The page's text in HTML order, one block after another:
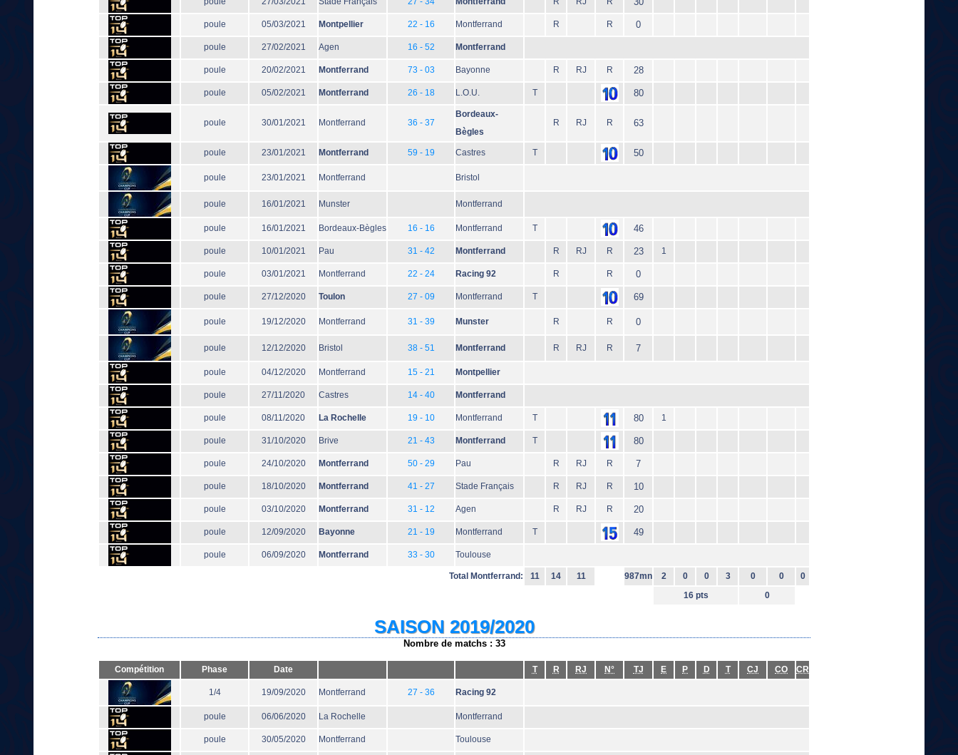
poule 05/03/2021 Montpellier 22 - 16 Montferrand R R 0
poule 27/02/2021 Agen 16 - 52 Montferrand
poule 20/02/2021 Montferrand 73 - 03 Bayonne R RJ R 28
poule 05/02/2021 Montferrand 26 - 18 L.O.U. T 80
poule 30/01/2021 Montferrand 36 - 37
Bordeaux-
Bègles
R RJ R 63
poule 23/01/2021 Montferrand 59 - 19 Castres T 50
poule 23/01/2021 Montferrand Bristol
poule 16/01/2021 Munster Montferrand
poule 16/01/2021 Bordeaux-Bègles 16 - 16 Montferrand T 46
poule 10/01/2021 Pau 31 - 42 Montferrand R RJ R 23 1
poule 03/01/2021 Montferrand 22 - 24 Racing 92 R R 0
poule 27/12/2020 Toulon 27 - 09 Montferrand T 69
poule 19/12/2020 Montferrand 31 - 39 Munster R R 0
poule 12/12/2020 Bristol 38 - 51 Montferrand R RJ R 7
poule 04/12/2020 Montferrand 15 - 21 Montpellier
poule 27/11/2020 Castres 14 - 40 Montferrand
poule 08/11/2020 La Rochelle 19 - 10 Montferrand T 80 1
poule 31/10/2020 Brive 21 - 43 Montferrand T 80
poule 24/10/2020 Montferrand 50 - 29 Pau R RJ R 7
poule 18/10/2020 Montferrand 41 - 27 Stade Français R RJ R 10
poule 03/10/2020 Montferrand 31 - 12 Agen R RJ R 20
poule 12/09/2020 Bayonne 21 - 19 Montferrand T 49
poule 06/09/2020 Montferrand 33 - 30 Toulouse
Total Montferrand: 11 14 11 987mn 2 0 0 3 0 0
0
16 pts
0
SAISON 2019/2020
Nombre de matchs : 33
Compétition Phase Date T R RJ N° TJ E P D T CJ CO CR
1/4 19/09/2020 Montferrand 27 - 36 Racing 92
poule 06/06/2020 La Rochelle Montferrand
poule 30/05/2020 Montferrand Toulouse